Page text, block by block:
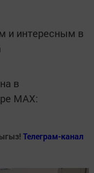
и интересным в
в
MАХ:
Телеграм-канал